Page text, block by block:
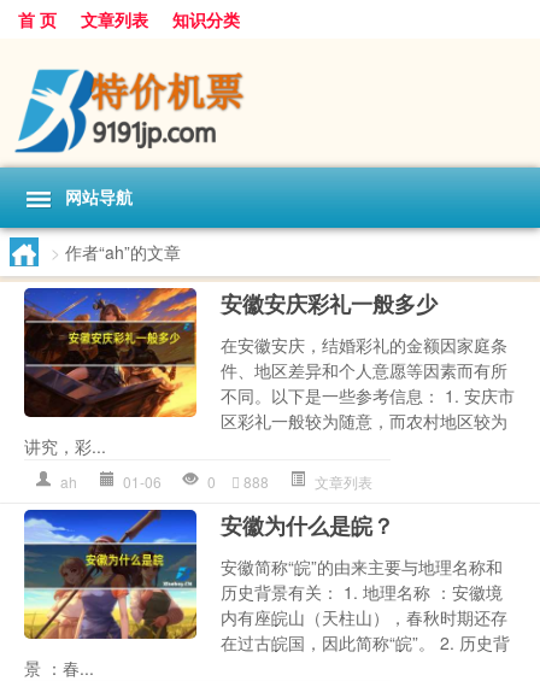
首 页 文章列表 知识分类
网站导航
> 作者“ah”的文章
安徽安庆彩礼一般多少
在安徽安庆，结婚彩礼的金额因家庭条
件、地区差异和个人意愿等因素而有所
不同。以下是一些参考信息： 1. 安庆市
区彩礼一般较为随意，而农村地区较为
讲究，彩...
ah 01-06 0 888 文章列表
安徽为什么是皖？
安徽简称“皖”的由来主要与地理名称和
历史背景有关： 1. 地理名称 ：安徽境
内有座皖山（天柱山），春秋时期还存
在过古皖国，因此简称“皖”。 2. 历史背
景 ：春...